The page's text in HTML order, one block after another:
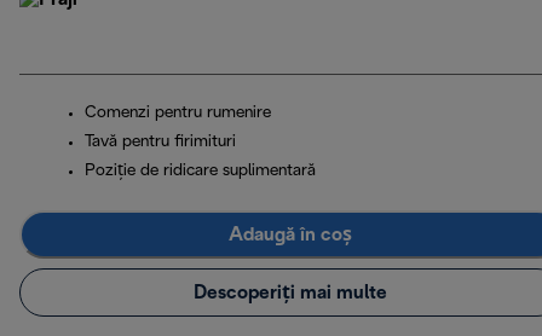
Comenzi pentru rumenire
Tavă pentru firimituri
Poziţie de ridicare suplimentară
Adaugă în coș
Descoperiți mai multe